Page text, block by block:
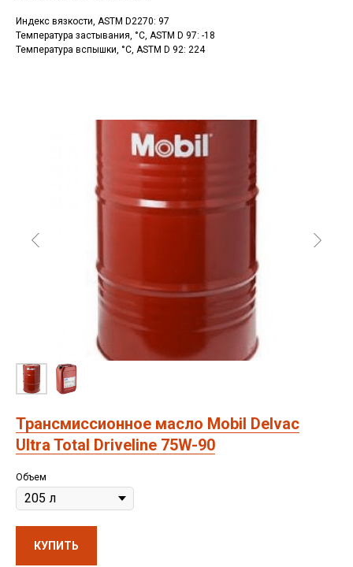
Индекс вязкости, ASTM D2270: 97
Температура застывания, °C, ASTM D 97: -18
Температура вспышки, °C, ASTM D 92: 224
Трансмиссионное масло Mobil Delvac
Ultra Total Driveline 75W-90
Объем
КУПИТЬ